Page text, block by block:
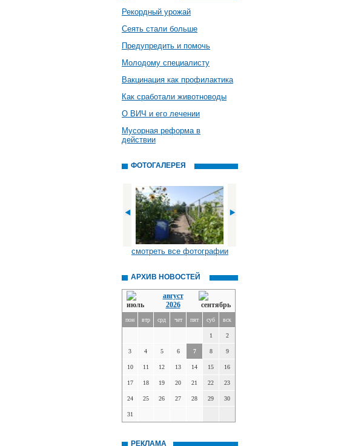
Рекордный урожай
Сеять стали больше
Предупредить и помочь
Молодому специалисту
Вакцинация как профилактика
Как сработали животноводы
О ВИЧ и его лечении
Мусорная реформа в
действии
ФОТОГАЛЕРЕЯ
смотреть все фотографии
АРХИВ НОВОСТЕЙ
август
2026
пон втр срд чет пят суб вск
1 2
3 4 5 6 7 8 9
10 11 12 13 14 15 16
17 18 19 20 21 22 23
24 25 26 27 28 29 30
31
РЕКЛАМА